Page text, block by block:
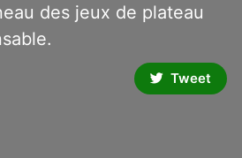
des jeux de plateau
Tweet